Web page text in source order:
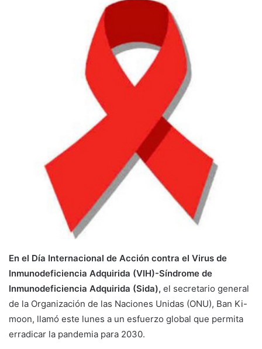
En el Día Internacional de Acción contra el Virus de
Inmunodeficiencia Adquirida (VIH)-Síndrome de
Inmunodeficiencia Adquirida (Sida), el secretario general
de la Organización de las Naciones Unidas (ONU), Ban Ki-
moon, llamó este lunes a un esfuerzo global que permita
erradicar la pandemia para 2030.